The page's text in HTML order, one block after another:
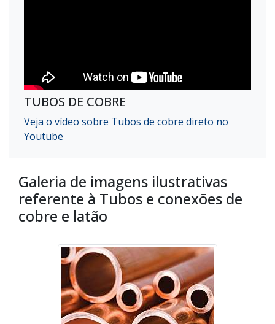
TUBOS DE COBRE
Veja o vídeo sobre Tubos de cobre direto no
Youtube
Galeria de imagens ilustrativas
referente à Tubos e conexões de
cobre e latão